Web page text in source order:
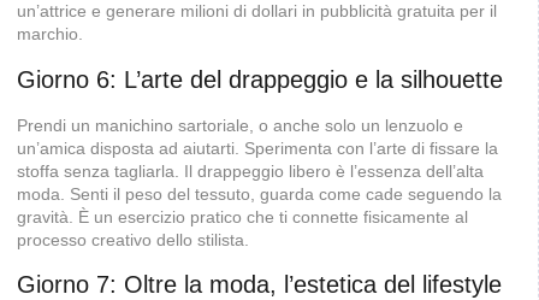
un’attrice e generare milioni di dollari in pubblicità gratuita per il
marchio.
Giorno 6: L’arte del drappeggio e la silhouette
Prendi un manichino sartoriale, o anche solo un lenzuolo e
un’amica disposta ad aiutarti. Sperimenta con l’arte di fissare la
stoffa senza tagliarla. Il drappeggio libero è l’essenza dell’alta
moda. Senti il peso del tessuto, guarda come cade seguendo la
gravità. È un esercizio pratico che ti connette fisicamente al
processo creativo dello stilista.
Giorno 7: Oltre la moda, l’estetica del lifestyle